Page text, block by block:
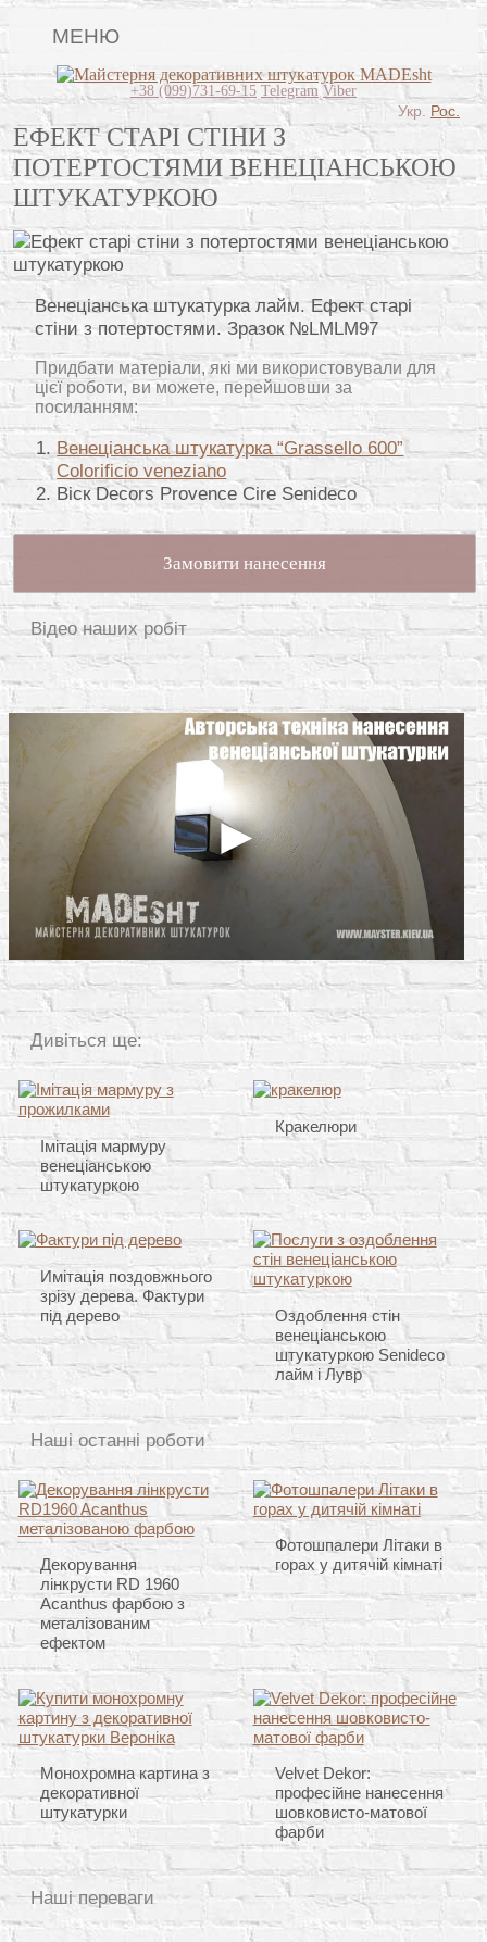
МЕНЮ
Lincrusta
Види штукатурок
Поклейка шпалер
Картини
Декоративні панно
Відео
Питання-відповідь
Про нас
Контакти
+38 (099)731-69-15 Telegram Viber
ЕФЕКТ СТАРІ СТІНИ З
ПОТЕРТОСТЯМИ ВЕНЕЦІАНСЬКОЮ
ШТУКАТУРКОЮ
Венеціанська штукатурка лайм. Ефект старі
стіни з потертостями. Зразок №LMLM97
Придбати матеріали, які ми використовували для
цієї роботи, ви можете, перейшовши за
посиланням:
Венеціанська штукатурка “Grassello 600”
Colorificio veneziano
Віск Decors Provence Cire Senideco
Замовити нанесення
Відео наших робіт
Дивіться ще:
Імітація мармуру
венеціанською
штукатуркою
Кракелюри
Имітація поздовжнього
зрізу дерева. Фактури
під дерево
Оздоблення стін
венеціанською
штукатуркою Senideco
лайм і Лувр
Наші останні роботи
Декорування
лінкрусти RD 1960
Acanthus фарбою з
металізованим
ефектом
Фотошпалери Літаки в
горах у дитячій кімнаті
Монохромна картина з
декоративної
штукатурки
Velvet Dekor:
професійне нанесення
шовковисто-матової
фарби
Наші переваги
Укр. Рос.